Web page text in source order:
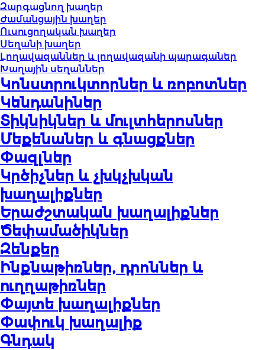
Զարգացնող խաղեր
Ժամանցային խաղեր
Ուսուցողական խաղեր
Սեղանի խաղեր
Լողավազաններ և լողավազանի պարագաներ
Խաղային սեղաններ
Կոնստրուկտորներ և ռոբոտներ
Կենդանիներ
Տիկնիկներ և մուլտհերոսներ
Մեքենաներ և գնացքներ
Փազլներ
Կրծիչներ և չխկչխկան
խաղալիքներ
Երաժշտական խաղալիքներ
Ծեփամածիկներ
Զենքեր
Ինքնաթիռներ, դրոններ և
ուղղաթիռներ
Փայտե խաղալիքներ
Փափուկ խաղալիք
Գնդակ